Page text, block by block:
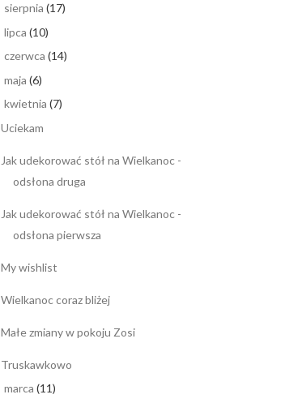
sierpnia (17)
lipca (10)
czerwca (14)
maja (6)
kwietnia (7)
Uciekam
Jak udekorować stół na Wielkanoc -
odsłona druga
Jak udekorować stół na Wielkanoc -
odsłona pierwsza
My wishlist
Wielkanoc coraz bliżej
Małe zmiany w pokoju Zosi
Truskawkowo
marca (11)